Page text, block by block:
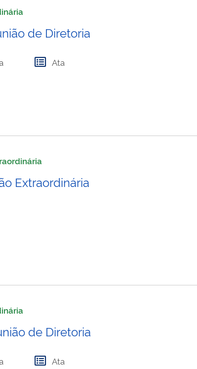
de Diretoria
Ata
Extraordinária
de Diretoria
Ata